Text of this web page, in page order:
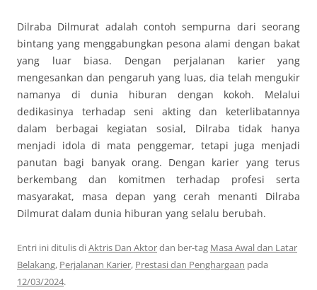
Dilraba Dilmurat adalah contoh sempurna dari seorang
bintang yang menggabungkan pesona alami dengan bakat
yang luar biasa. Dengan perjalanan karier yang
mengesankan dan pengaruh yang luas, dia telah mengukir
namanya di dunia hiburan dengan kokoh. Melalui
dedikasinya terhadap seni akting dan keterlibatannya
dalam berbagai kegiatan sosial, Dilraba tidak hanya
menjadi idola di mata penggemar, tetapi juga menjadi
panutan bagi banyak orang. Dengan karier yang terus
berkembang dan komitmen terhadap profesi serta
masyarakat, masa depan yang cerah menanti Dilraba
Dilmurat dalam dunia hiburan yang selalu berubah.
Entri ini ditulis diAktris Dan Aktordan ber-tag Masa Awal dan Latar
Belakang, Perjalanan Karier, Prestasi dan Penghargaan pada
12/03/2024.